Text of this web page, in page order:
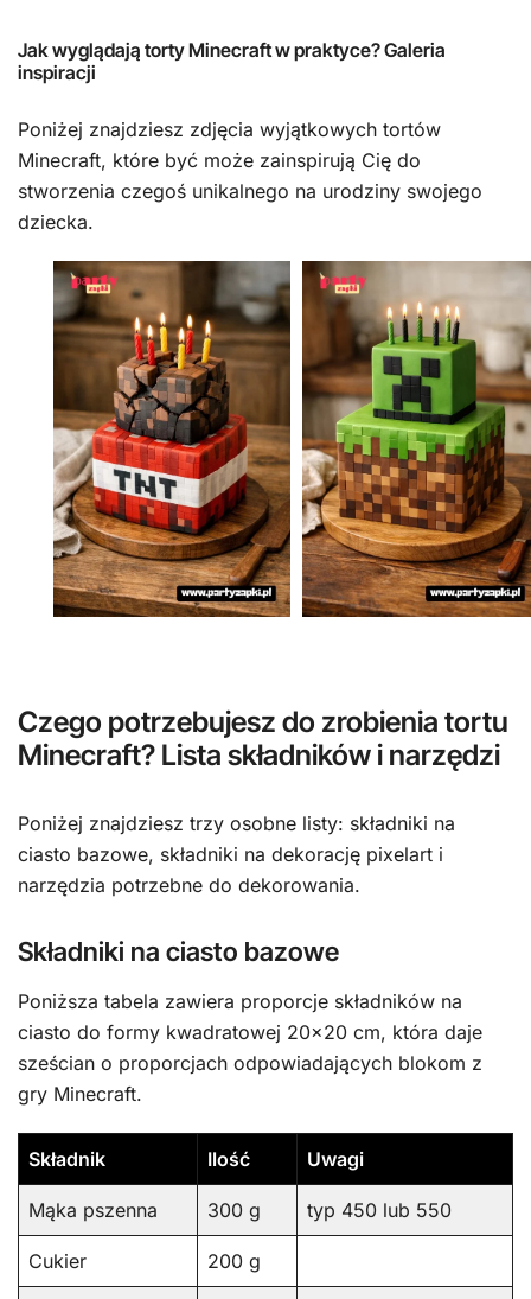
Jak wyglądają torty Minecraft w praktyce? Galeria
inspiracji
Poniżej znajdziesz zdjęcia wyjątkowych tortów
Minecraft, które być może zainspirują Cię do
stworzenia czegoś unikalnego na urodziny swojego
dziecka.
Czego potrzebujesz do zrobienia tortu
Minecraft? Lista składników i narzędzi
Poniżej znajdziesz trzy osobne listy: składniki na
ciasto bazowe, składniki na dekorację pixelart i
narzędzia potrzebne do dekorowania.
Składniki na ciasto bazowe
Poniższa tabela zawiera proporcje składników na
ciasto do formy kwadratowej 20×20 cm, która daje
sześcian o proporcjach odpowiadających blokom z
gry Minecraft.
Składnik Ilość Uwagi
Mąka pszenna 300 g typ 450 lub 550
Cukier 200 g